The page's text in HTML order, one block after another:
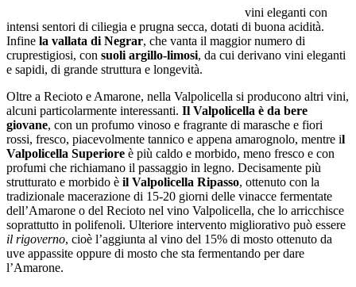
vini eleganti con
intensi sentori di ciliegia e prugna secca, dotati di buona acidità.
Infine la vallata di Negrar, che vanta il maggior numero di
cruprestigiosi, con suoli argillo-limosi, da cui derivano vini eleganti
e sapidi, di grande struttura e longevità.
Oltre a Recioto e Amarone, nella Valpolicella si producono altri vini,
alcuni particolarmente interessanti. Il Valpolicella è da bere
giovane, con un profumo vinoso e fragrante di marasche e fiori
rossi, fresco, piacevolmente tannico e appena amarognolo, mentre il
Valpolicella Superiore è più caldo e morbido, meno fresco e con
profumi che richiamano il passaggio in legno. Decisamente più
strutturato e morbido è il Valpolicella Ripasso, ottenuto con la
tradizionale macerazione di 15-20 giorni delle vinacce fermentate
dell’Amarone o del Recioto nel vino Valpolicella, che lo arricchisce
soprattutto in polifenoli. Ulteriore intervento migliorativo può essere
il rigoverno, cioè l’aggiunta al vino del 15% di mosto ottenuto da
uve appassite oppure di mosto che sta fermentando per dare
l’Amarone.